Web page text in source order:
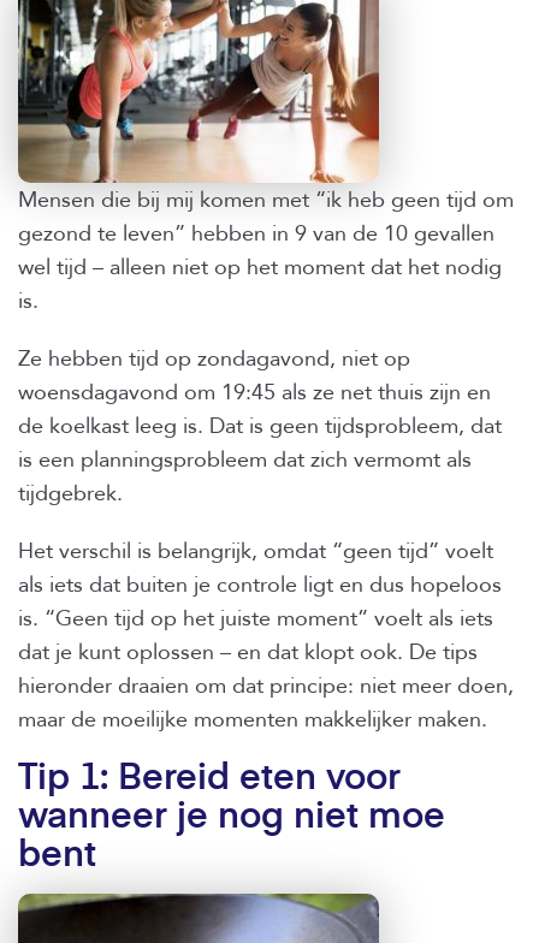
Mensen die bij mij komen met “ik heb geen tijd om
gezond te leven” hebben in 9 van de 10 gevallen
wel tijd – alleen niet op het moment dat het nodig
is.
Ze hebben tijd op zondagavond, niet op
woensdagavond om 19:45 als ze net thuis zijn en
de koelkast leeg is. Dat is geen tijdsprobleem, dat
is een planningsprobleem dat zich vermomt als
tijdgebrek.
Het verschil is belangrijk, omdat “geen tijd” voelt
als iets dat buiten je controle ligt en dus hopeloos
is. “Geen tijd op het juiste moment” voelt als iets
dat je kunt oplossen – en dat klopt ook. De tips
hieronder draaien om dat principe: niet meer doen,
maar de moeilijke momenten makkelijker maken.
Tip 1: Bereid eten voor
wanneer je nog niet moe
bent